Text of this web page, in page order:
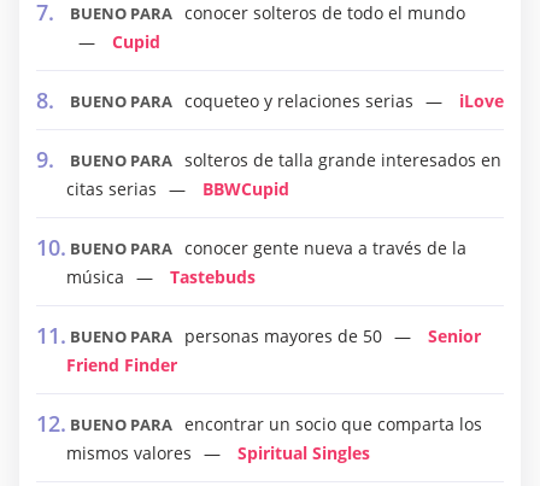
BUENO PARA conocer solteros de todo el mundo
Cupid
BUENO PARA coqueteo y relaciones serias iLove
BUENO PARA solteros de talla grande interesados en
citas serias
BBWCupid
BUENO PARA conocer gente nueva a través de la
música
Tastebuds
BUENO PARA personas mayores de 50
Senior
Friend Finder
BUENO PARA encontrar un socio que comparta los
mismos valores
Spiritual Singles